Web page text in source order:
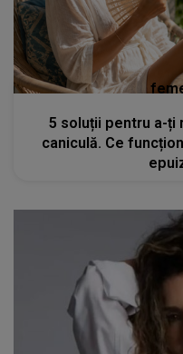
5 soluții pentru a-ți
caniculă. Ce